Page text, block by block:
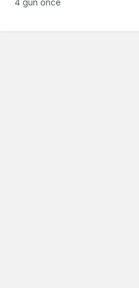
4 gün önce